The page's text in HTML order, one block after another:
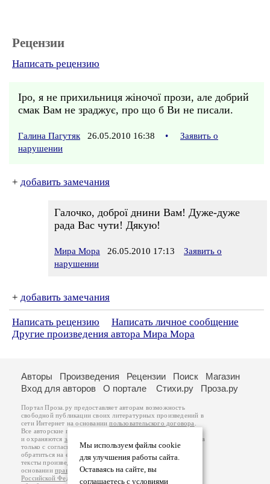
Рецензии
Написать рецензию
Іро, я не прихильниця жіночої прози, але добрий
смак Вам не зраджує, про що б Ви не писали.
Галина Пагутяк 26.05.2010 16:38 •
Заявить о
нарушении
+ добавить замечания
Галочко, доброї днини Вам! Дуже-дуже
рада Вас чути! Дякую!
Мира Мора 26.05.2010 17:13
Заявить о
нарушении
+ добавить замечания
Написать рецензию
Написать личное сообщение
Другие произведения автора Мира Мора
Мы используем файлы cookie
для улучшения работы сайта.
Оставаясь на сайте, вы
соглашаетесь с условиями
Авторы Произведения Рецензии Поиск
Магазин
Вход для авторов
О портале Стихи.ру Проза.ру
Портал Проза.ру предоставляет авторам возможность
свободной публикации своих литературных произведений в
сети Интернет на основаниипользовательского договора
Все авторские права на произведения принадлежат авторам
и охраняются законом
. Перепечатка произведений возможна
только с согласия его автора, к которому вы можете
обратиться на его авторской странице. Ответственность за
тексты произведений авторы несут самостоятельно на
основанииправил публикацииизаконодательства
Российской Федерации